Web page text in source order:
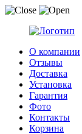
О компании
Отзывы
Доставка
Установка
Гарантия
Фото
Контакты
Корзина